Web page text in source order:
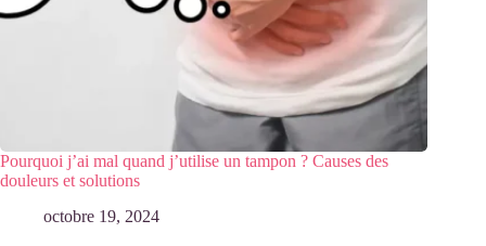
Pourquoi j’ai mal quand j’utilise un tampon ? Causes des
douleurs et solutions
octobre 19, 2024